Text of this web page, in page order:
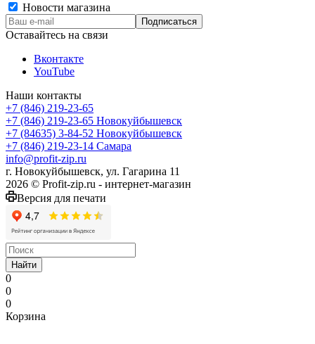
Новости магазина
Оставайтесь на связи
Вконтакте
YouTube
Наши контакты
+7 (846) 219-23-65
+7 (846) 219-23-65 Новокуйбышевск
+7 (84635) 3-84-52 Новокуйбышевск
+7 (846) 219-23-14 Самара
info@profit-zip.ru
г. Новокуйбышевск, ул. Гагарина 11
2026 © Profit-zip.ru - интернет-магазин
Версия для печати
Найти
0
0
0
Корзина